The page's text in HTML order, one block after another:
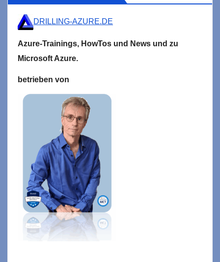
DRILLING-AZURE.DE
Azure-Trainings, HowTos und News und zu
Microsoft Azure.
betrieben von